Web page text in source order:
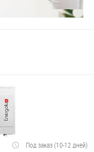
Под заказ (10-12 дней)